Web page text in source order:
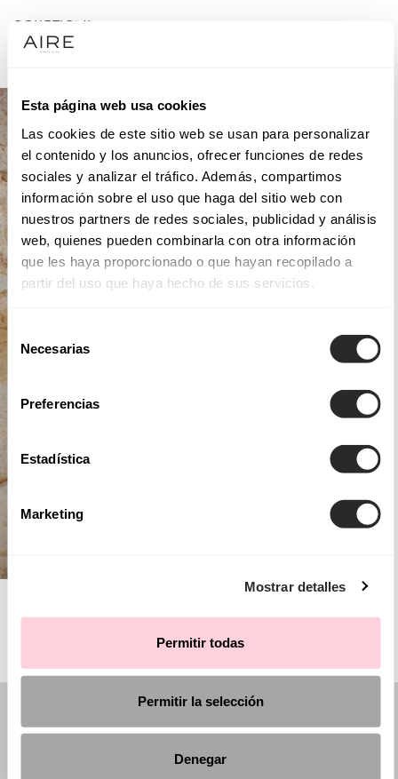
Esta página web usa cookies
Las cookies de este sitio web se usan para personalizar
el contenido y los anuncios, ofrecer funciones de redes
sociales y analizar el tráfico. Además, compartimos
información sobre el uso que haga del sitio web con
nuestros partners de redes sociales, publicidad y análisis
web, quienes pueden combinarla con otra información
que les haya proporcionado o que hayan recopilado a
partir del uso que haya hecho de sus servicios.
Selección
Necesarias
Preferencias
Estadística
Marketing
Mostrar detalles
Permitir todas
Permitir la selección
Denegar
COLLEZIONI